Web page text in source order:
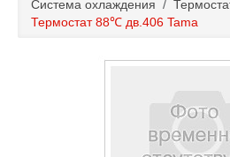
Каталог
Полезные статьи
Система охлаждения /
Термостат 88℃ дв.406 Tama